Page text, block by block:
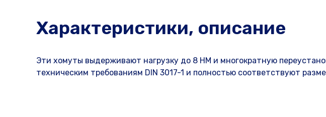
Характеристики, описание
Эти хомуты выдерживают нагрузку до 8 НМ и многократную
техническим требованиям DIN 3017-1 и полностью соответствуют